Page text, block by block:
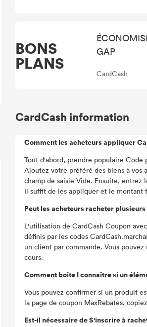
BONS
PLANS
GAP
CardCash
CardCash information
Comment les acheteurs appliquer
Tout d'abord, prendre populaire Code
Ajoutez votre préféré des biens à vos
champ de saisie Vide. Ensuite,
Il suffit de les appliquer et le montant
Peut les acheteurs racheter
L'utilisation de CardCash Coupon
définis par les codes
un client par commande. Vous
cours.
Comment boîte I connaître si un
Vous pouvez confirmer si un produit
la page de coupon MaxRebates.
Est-il nécessaire de S'inscrire à